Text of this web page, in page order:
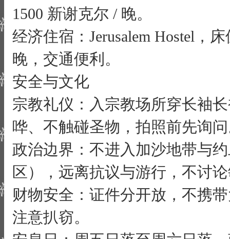
1500 新谢克尔 / 晚。
经济住宿：Jerusalem Hostel，
晚，交通便利。
安全与文化
宗教礼仪：入宗教场所穿长袖
哗、不触碰圣物，拍照前先询
政治边界：不进入加沙地带与
区），远离抗议与游行，不讨
财物安全：证件分开放，不携
注意扒窃。